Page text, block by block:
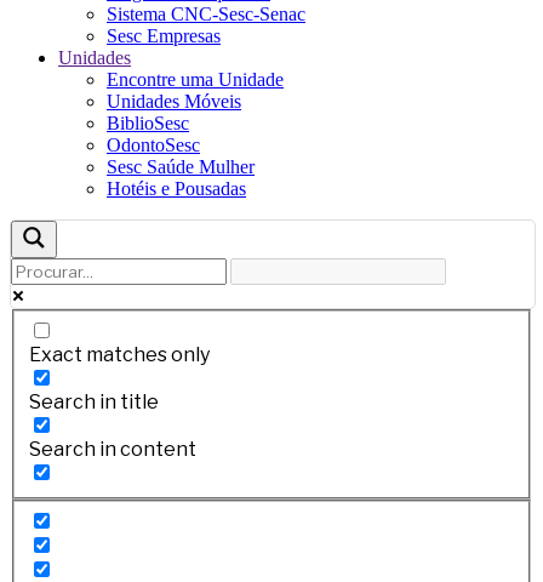
Sistema CNC-Sesc-Senac
Sesc Empresas
Unidades
Encontre uma Unidade
Unidades Móveis
BiblioSesc
OdontoSesc
Sesc Saúde Mulher
Hotéis e Pousadas
Exact matches only
Search in title
Search in content